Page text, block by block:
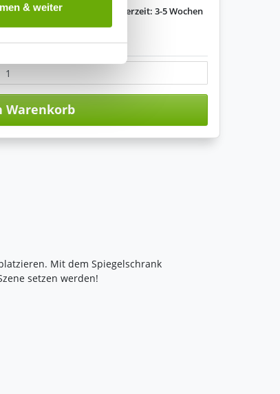
& weiter Lieferzeit: 3-5 Wochen
Warenkorb
Mit dem Spiegelschrank
setzen werden!